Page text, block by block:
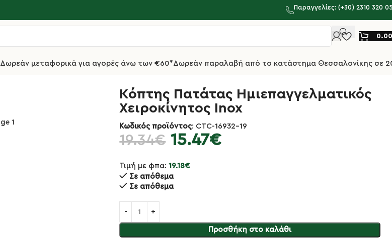
Παραγγελίες: (+30) 2310 320
0.00
Δωρεάν μεταφορικά για αγορές άνω των €60*Δωρεάν παραλαβή από το κατάστημα Θεσσαλονίκης σε
Κόπτης Πατάτας Ημιεπαγγελματικός
Χειροκίνητος Inox
Κωδικός προϊόντος: CTC-16932-19
19.34€ 15.47€
Τιμή με φπα:19.18€
Σε απόθεμα
Σε απόθεμα
Προσθήκη στο καλάθι